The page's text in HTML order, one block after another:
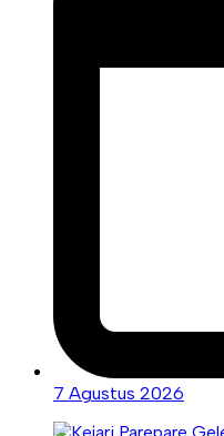
7 Agustus 2026